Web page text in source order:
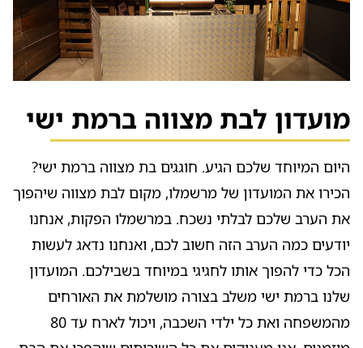
אטרקציות לבת / לבר מצווה בבריכה
מועדון לבת מצווה ברמת ישי
היום המיוחד שלכם הגיע. חוגגים בת מצווה ברמת ישי?
הכירו את המועדון של מרשמלו, מקום לבת מצווה שיהפוך
את הערב שלכם לבלתי נשכח. במרשמלו הפקות, אנחנו
יודעים כמה הערב הזה חשוב לכם, ואנחנו נדאג לעשות
הכל כדי להפוך אותו לחגיגי במיוחד בשבילכם. המועדון
שלנו ברמת ישי משלב בצורה מושלמת את האורחים
מהמשפחה ואת כל ילדי השכבה, ויכול לארח עד 80